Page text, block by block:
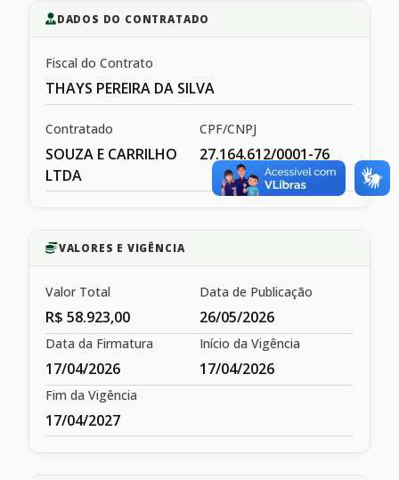
DADOS DO CONTRATADO
Fiscal do Contrato
THAYS PEREIRA DA SILVA
Contratado
SOUZA E CARRILHO
LTDA
CPF/CNPJ
27.164.612/0001-76
VALORES E VIGÊNCIA
Valor Total
R$ 58.923,00
Data de Publicação
26/05/2026
Data da Firmatura
17/04/2026
Início da Vigência
17/04/2026
Fim da Vigência
17/04/2027